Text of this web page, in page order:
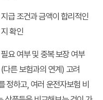
지급 조건과 금액이 합리적인
지 확인
필요 여부 및 중복 보장 여부
(다른 보험과의 연계) 고려
정하고, 여러 운전자보험 비